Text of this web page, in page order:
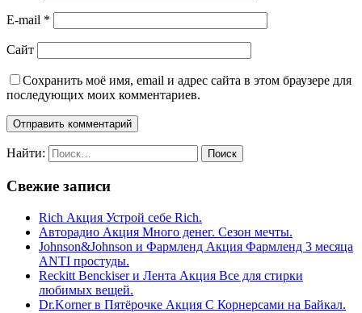
E-mail *
Сайт
Сохранить моё имя, email и адрес сайта в этом браузере для
последующих моих комментариев.
Найти:
Свежие записи
Rich Акция Устрой себе Rich.
Авторадио Акция Много денег. Сезон мечты.
Johnson&Johnson и Фармленд Акция Фармленд 3 месяца
ANTI простуды.
Reckitt Benckiser и Лента Акция Все для стирки
любимых вещей.
Dr.Korner в Пятёрочке Акция С Корнерсами на Байкал.